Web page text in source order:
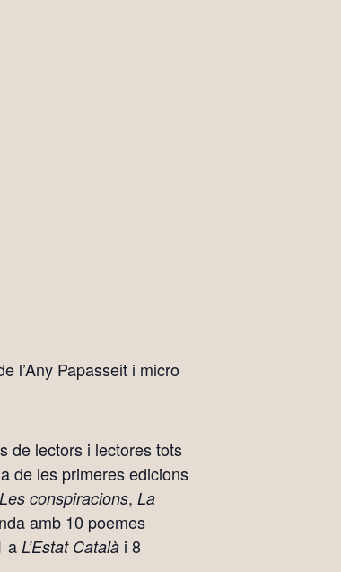
l’Any Papasseit i micro
de lectors i lectores tots
de les primeres edicions
Les conspiracions, La
amb 10 poemes
aL’Estat Català i 8